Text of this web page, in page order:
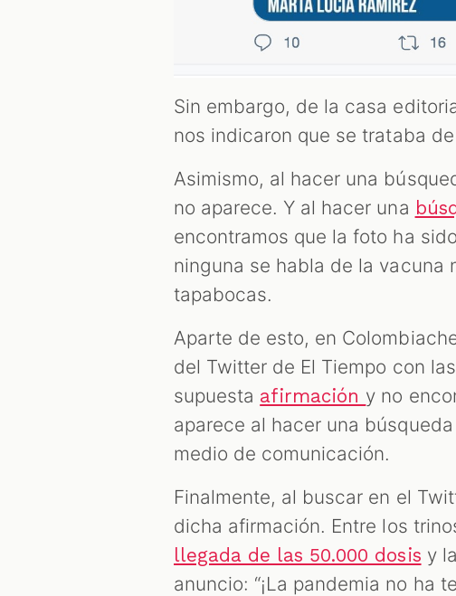
Sin embargo, de la casa
nos indicaron que se trataba
Asimismo, al hacer una
no aparece. Y al hacer una
encontramos que la foto ha
ninguna se habla de la vacuna
tapabocas.
Aparte de esto, en
del Twitter de El Tiempo con
supuesta afirmación y no
aparece al hacer una búsqueda
medio de comunicación.
Finalmente, al buscar en el
dicha afirmación. Entre los
llegada de las 50.000 dosis y
anuncio: “¡La pandemia no ha